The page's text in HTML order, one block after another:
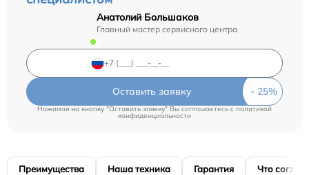
Анатолий Большаков
Главный мастер сервисного центра
Оставить заявку
Нажимая на кнопку "Оставить заявку" Вы соглашаетесь cполитикой
конфиденциальности
Преимущества Наша техника Гарантия Что